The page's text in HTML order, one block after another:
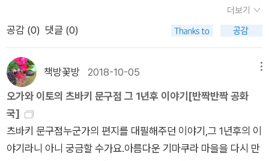
있지만, 오래 가지는 못할 것 같아요. 이제 진짜 겨울 같습니다.
그리고 다음주엔 12월이 되네요. 언제 12월인가 하고 미루었는
데, 이제 다음주가 되니 잘 모르겠습니다. 오늘도 좋은 하루 보내
고 계신가요. 날씨가 어제보다 차갑습니다. 따뜻하게 입고 감기
조심하세요. 즐거운 주말 보내시고, 좋은 금요일 저녁시간 되세
요. 감사합니다.^^ 오늘 오후에 알라딘 서재 이웃 배혜경 작가님
의 신작 에세이가 소포로 도착했습니다. 배혜경 작가님은 이번에
네번째 에세이를 출간하는 작가로, 이번 책에서는 영화이야기를
담고 있습니다. 좋은책을 보내주셔서 감사합니다. 잘 읽겠습니
연고로 화상, 찰과상, 생채기, 벌레 물린 데 등 어디에나 사용할
수 있다고도 했다. 『마리카의 장갑』을 읽을 때도 아름다운 라트비
아의 풍경을 그렸지만 이처럼 일상에서 라트비아를 느낀다는 건
큰 기쁨일 것 같다. 개를 데리고 펭귄이라는 별명을 가진 남편과
독일에서 지내게 되었는데, 애견 미용에 관한 베를린과 도쿄의 다
른 점을 말한다. 내 주변에도 개를 키우는 친구들이 많아 애견 미
용실에서 미용을 했다는 말을 자주 들었었다. 도쿄도 우리와 다르
지 않는 모양인데, 베를린에서 언어 장벽 때문에 유리네의 미용에
대하여 고민이 되었다고 한다. 그러다 일본인 애견 미용사가 베를
믿고 있답니다.”그녀가 원하는 건 야스나리씨에게서 받는 편지
다. 당연히 오래 전에 죽은 야스나리는 그녀의 존재를 알지 못하
서 받은 것을 모를 리가 없는데 그게 무슨 의미가 있다는 건가. 아
그럼에도 불구하고 이 무슨 잔잔한 감동이..기쿠코 님 며칠 전, 하
얀 모자를 쓴 대불은 보셨습니까. 당신이 감기에 걸리지 않기를
바랄 뿐입니다. 평생 단 한 사람이어도 당신 같은 독자를 만난 나
는 행복한 사람입니다. 또 쓰지요. -야스나리 추신. 추위를 이기려
면 소고기를 먹는 것이 최고입니다.포포가 사랑해서 결혼하는 남
더보기
공감 (0) 댓글 (0)
책방꽃방 2018-10-05
오가와 이토의 츠바키 문구점 그 1년후 이야기[반짝반짝 공화
국]
츠바키 문구점누군가의 편지를 대필해주던 이야기,그 1년후의 이
야기라니 아니 궁금할 수가요.아름다운 기마쿠라 마을을 다시 만